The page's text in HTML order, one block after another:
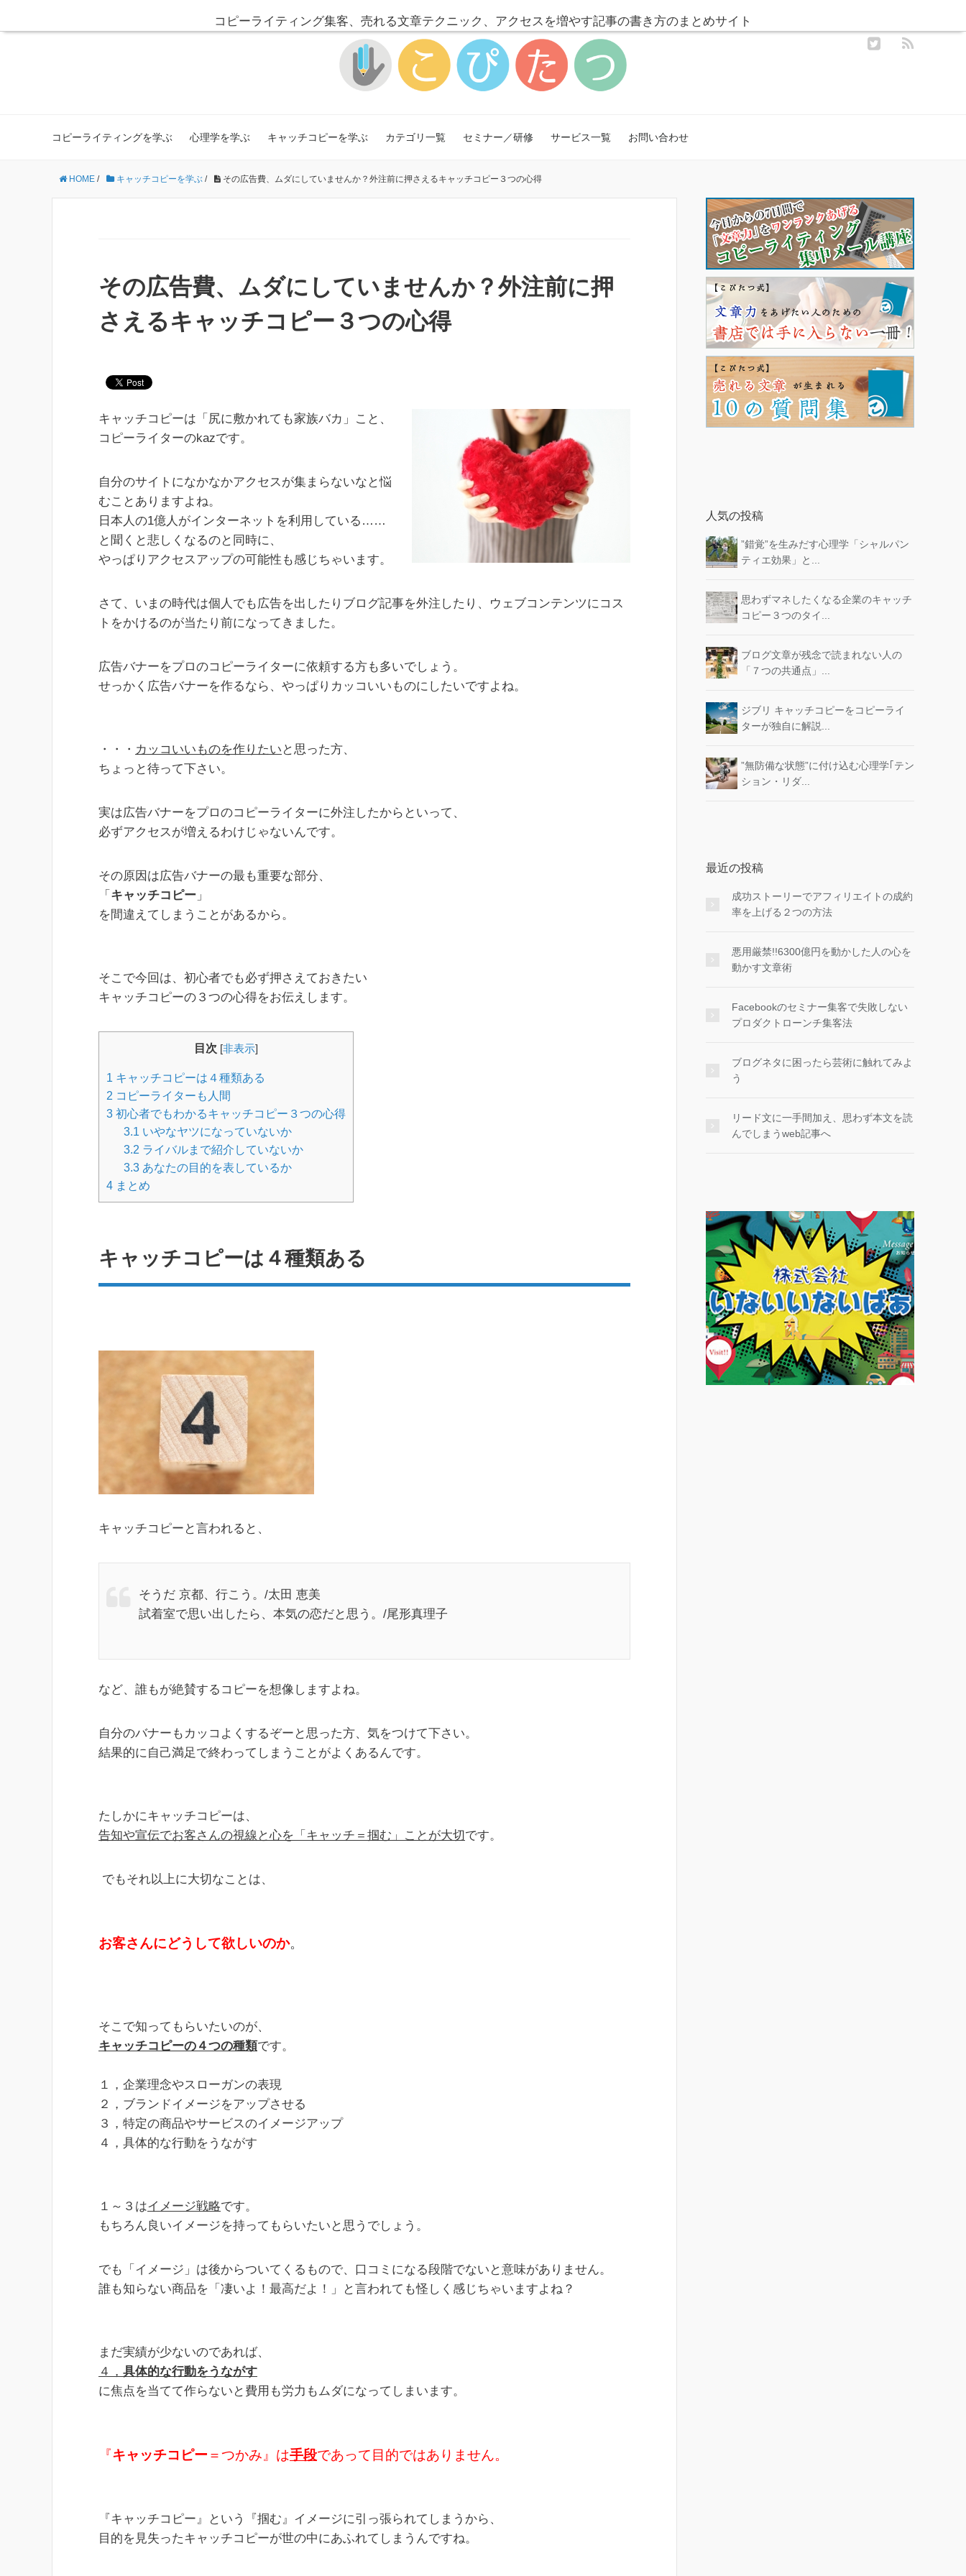
コピーライティング集客、売れる文章テクニック、 アクセスを増やす記事の書き方のまとめサイト
コピーライティングを学ぶ 心理学を学ぶ キャッチコピーを学ぶ カテゴリ一覧 セミナー／研修 サービス一覧 お問い合わせ
HOME / キャッチコピーを学ぶ / その広告費、ムダにしていませんか？外注前に押さえるキャッチコピー３つの心得
その広告費、ムダにしていませんか？外注前に押
さえるキャッチコピー３つの心得
キャッチコピーは「尻に敷かれても家族バカ」こと、
コピーライターのkazです。
自分のサイトになかなかアクセスが集まらないなと悩
むことありますよね。
日本人の1億人がインターネットを利用している……
と聞くと悲しくなるのと同時に、
やっぱりアクセスアップの可能性も感じちゃいます。
さて、いまの時代は個人でも広告を出したりブログ記事を外注したり、ウェブコンテンツにコス
トをかけるのが当たり前になってきました。
広告バナーをプロのコピーライターに依頼する方も多いでしょう。
せっかく広告バナーを作るなら、やっぱりカッコいいものにしたいですよね。
・・・ カッコいいものを作りたい と思った方、
ちょっと待って下さい。
実は広告バナーをプロのコピーライターに外注したからといって、
必ずアクセスが増えるわけじゃないんです。
その原因は広告バナーの最も重要な部分、
「 キャッチコピー 」
を間違えてしまうことがあるから。
そこで今回は、初心者でも必ず押さえておきたい
キャッチコピーの３つの心得をお伝えします。
目次 [非表示]
1 キャッチコピーは４種類ある
2 コピーライターも人間
3 初心者でもわかるキャッチコピー３つの心得
3.1 いやなヤツになっていないか
3.2 ライバルまで紹介していないか
3.3 あなたの目的を表しているか
4 まとめ
キャッチコピーは４種類ある
キャッチコピーと言われると、
そうだ 京都、行こう。/太田 恵美
試着室で思い出したら、本気の恋だと思う。/尾形真理子
など、誰もが絶賛するコピーを想像しますよね。
自分のバナーもカッコよくするぞーと思った方、気をつけて下さい。
結果的に自己満足で終わってしまうことがよくあるんです。
たしかにキャッチコピーは、
告知や宣伝でお客さんの視線と心を「キャッチ＝掴む」ことが大切です。
でもそれ以上に大切なことは、
お客さんにどうして欲しいのか。
そこで知ってもらいたいのが、
キャッチコピーの４つの種類です。
１，企業理念やスローガンの表現
２，ブランドイメージをアップさせる
３，特定の商品やサービスのイメージアップ
４，具体的な行動をうながす
１～３はイメージ戦略です。
もちろん良いイメージを持ってもらいたいと思うでしょう。
でも「イメージ」は後からついてくるもので、口コミになる段階でないと意味がありません。
誰も知らない商品を「凄いよ！最高だよ！」と言われても怪しく感じちゃいますよね？
まだ実績が少ないのであれば、
４， 具体的な行動をうながす
に焦点を当てて作らないと費用も労力もムダになってしまいます。
『キャッチコピー ＝つかみ』は手段であって目的ではありません。
『キャッチコピー』という『掴む』イメージに引っ張られてしまうから、
目的を見失ったキャッチコピーが世の中にあふれてしまうんですね。
人気の投稿
”錯覚”を生みだす心理学「シャルパン
ティエ効果」と...
思わずマネしたくなる企業のキャッチ
コピー３つのタイ...
ブログ文章が残念で読まれない人の
「７つの共通点」...
ジブリ キャッチコピーをコピーライ
ターが独自に解説...
”無防備な状態”に付け込む心理学｢テン
ション・リダ...
最近の投稿
成功ストーリーでアフィリエイトの成約
率を上げる２つの方法
悪用厳禁!!6300億円を動かした人の心を
動かす文章術
Facebookのセミナー集客で失敗しない
プロダクトローンチ集客法
ブログネタに困ったら芸術に触れてみよ
う
リード文に一手間加え、思わず本文を読
んでしまうweb記事へ